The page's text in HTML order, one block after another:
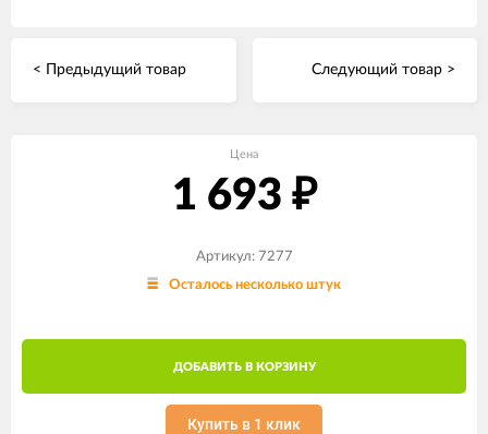
< Предыдущий товар Следующий товар >
Цена
1 693 ₽
Артикул: 7277
Осталось несколько штук
ДОБАВИТЬ В КОРЗИНУ
Купить в 1 клик